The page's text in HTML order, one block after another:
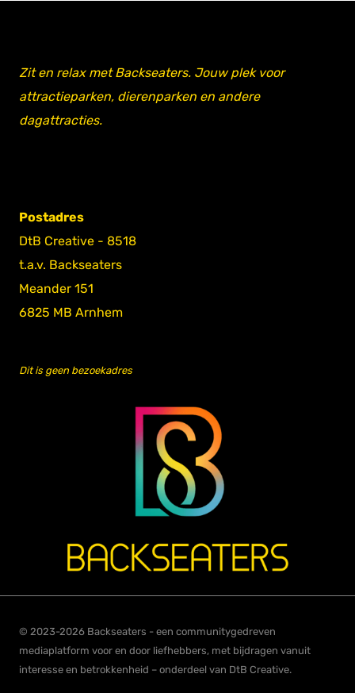
Zit en relax met Backseaters. Jouw plek voor
attractieparken, dierenparken en andere
dagattracties.
Postadres
DtB Creative - 8518
t.a.v. Backseaters
Meander 151
6825 MB Arnhem
Dit is geen bezoekadres
© 2023-2026 Backseaters - een communitygedreven
mediaplatform voor en door liefhebbers, met bijdragen vanuit
interesse en betrokkenheid – onderdeel van DtB Creative.